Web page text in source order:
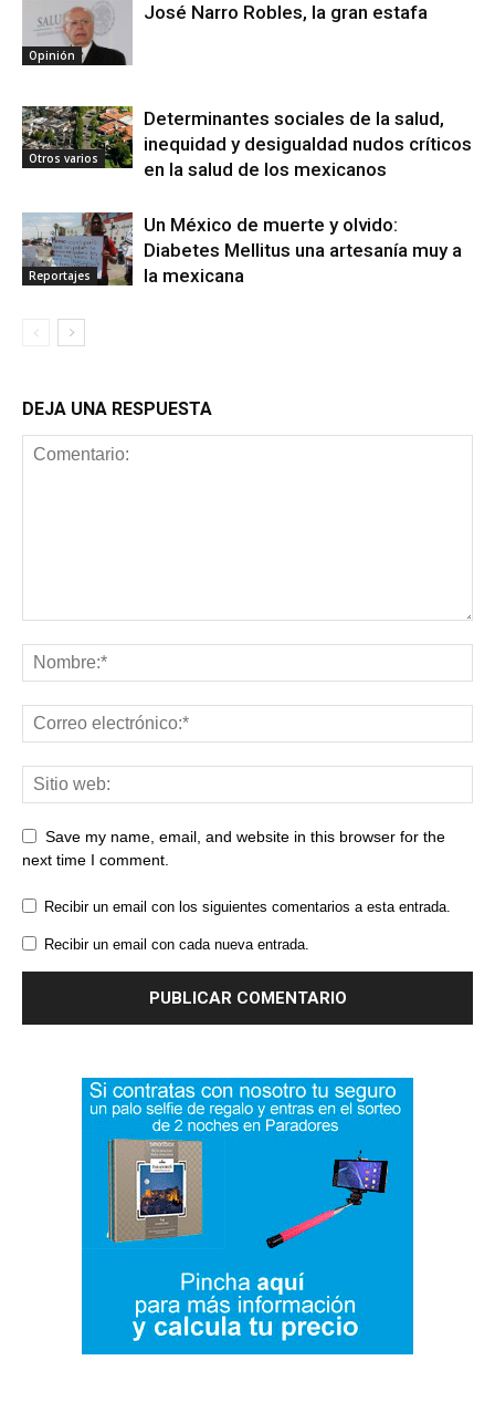
Opinión
José Narro Robles, la gran estafa
Otros varios
Determinantes sociales de la salud,
inequidad y desigualdad nudos críticos
en la salud de los mexicanos
Reportajes
Un México de muerte y olvido:
Diabetes Mellitus una artesanía muy a
la mexicana
DEJA UNA RESPUESTA
Save my name, email, and website in this browser for the
next time I comment.
Recibir un email con los siguientes comentarios a esta entrada.
Recibir un email con cada nueva entrada.